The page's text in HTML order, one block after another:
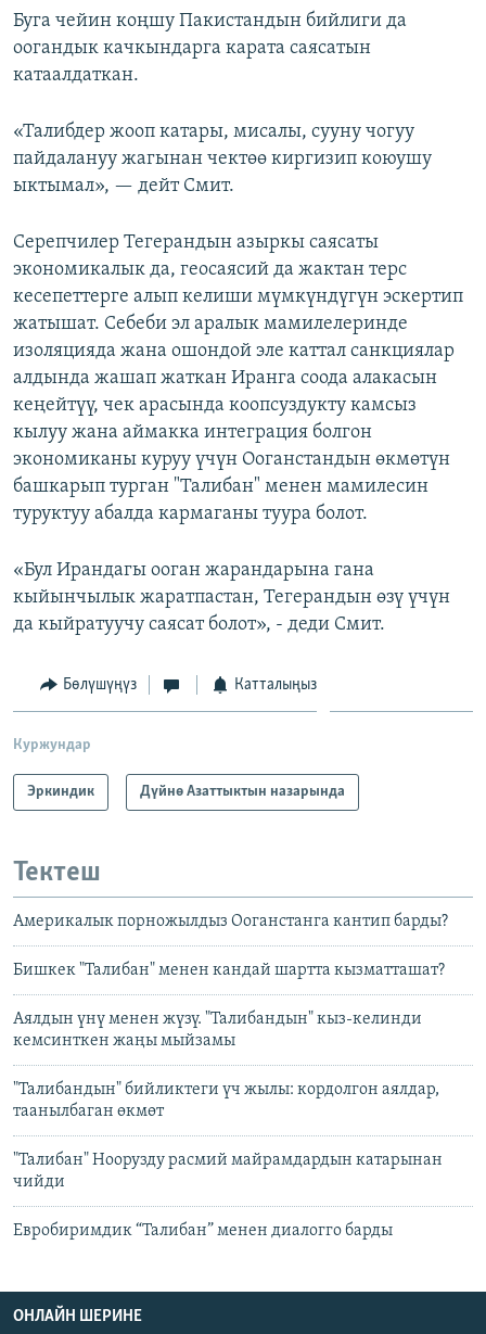
Буга чейин коңшу Пакистандын бийлиги да
оогандык качкындарга карата саясатын
катаалдаткан.
«Талибдер жооп катары, мисалы, сууну чогуу
пайдалануу жагынан чектөө киргизип коюушу
ыктымал», — дейт Смит.
Серепчилер Тегерандын азыркы саясаты
экономикалык да, геосаясий да жактан терс
кесепеттерге алып келиши мүмкүндүгүн эскертип
жатышат. Себеби эл аралык мамилелеринде
изоляцияда жана ошондой эле каттал санкциялар
алдында жашап жаткан Иранга соода алакасын
кеңейтүү, чек арасында коопсуздукту камсыз
кылуу жана аймакка интеграция болгон
экономиканы куруу үчүн Ооганстандын өкмөтүн
башкарып турган "Талибан" менен мамилесин
туруктуу абалда кармаганы туура болот.
«Бул Ирандагы ооган жарандарына гана
кыйынчылык жаратпастан, Тегерандын өзү үчүн
да кыйратуучу саясат болот», - деди Смит.
Бөлүшүңүз Катталыңыз
Куржундар
Эркиндик Дүйнө Азаттыктын назарында
Тектеш
Америкалык порножылдыз Ооганстанга кантип барды?
Бишкек "Талибан" менен кандай шартта кызматташат?
Аялдын үнү менен жүзү. "Талибандын" кыз-келинди
кемсинткен жаңы мыйзамы
"Талибандын" бийликтеги үч жылы: кордолгон аялдар,
таанылбаган өкмөт
"Талибан" Ноорузду расмий майрамдардын катарынан
чийди
Евробиримдик “Талибан” менен диалогго барды
ОНЛАЙН ШЕРИНЕ